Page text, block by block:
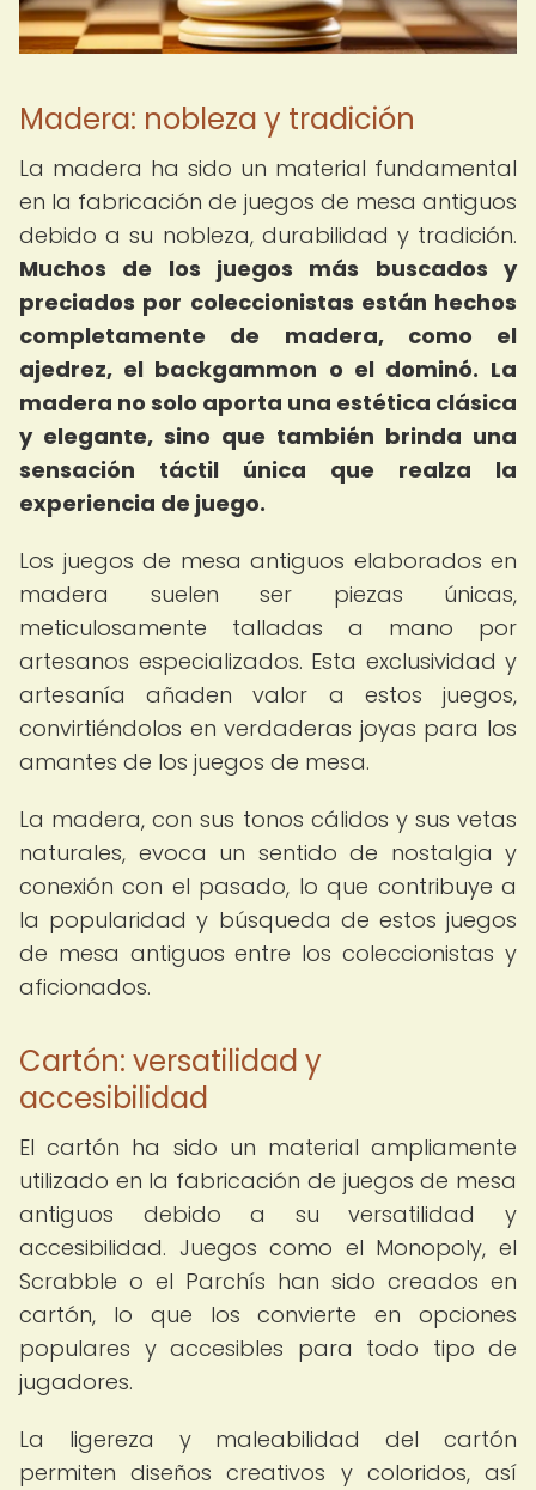
Madera: nobleza y tradición
La madera ha sido un material fundamental
en la fabricación de juegos de mesa antiguos
debido a su nobleza, durabilidad y tradición.
Muchos de los juegos más buscados y
preciados por coleccionistas están hechos
completamente de madera, como el
ajedrez, el backgammon o el dominó. La
madera no solo aporta una estética clásica
y elegante, sino que también brinda una
sensación táctil única que realza la
experiencia de juego.
Los juegos de mesa antiguos elaborados en
madera suelen ser piezas únicas,
meticulosamente talladas a mano por
artesanos especializados. Esta exclusividad y
artesanía añaden valor a estos juegos,
convirtiéndolos en verdaderas joyas para los
amantes de los juegos de mesa.
La madera, con sus tonos cálidos y sus vetas
naturales, evoca un sentido de nostalgia y
conexión con el pasado, lo que contribuye a
la popularidad y búsqueda de estos juegos
de mesa antiguos entre los coleccionistas y
aficionados.
Cartón: versatilidad y
accesibilidad
El cartón ha sido un material ampliamente
utilizado en la fabricación de juegos de mesa
antiguos debido a su versatilidad y
accesibilidad. Juegos como el Monopoly, el
Scrabble o el Parchís han sido creados en
cartón, lo que los convierte en opciones
populares y accesibles para todo tipo de
jugadores.
La ligereza y maleabilidad del cartón
permiten diseños creativos y coloridos, así